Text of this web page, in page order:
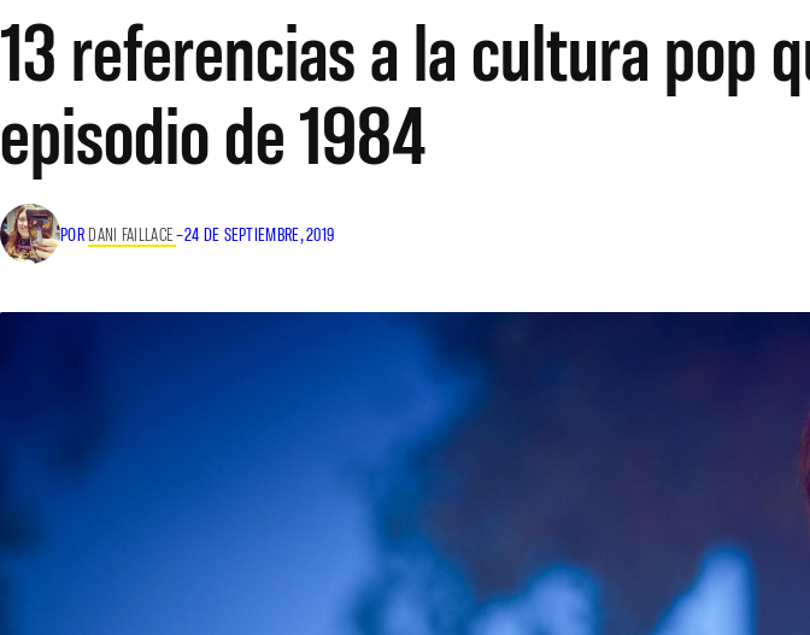
13 referencias a la cultura pop
episodio de 1984
POR DANI FAILLACE–24 DE SEPTIEMBRE, 2019